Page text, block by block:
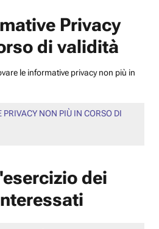
Privacy
di validità
le informative privacy non più in
NON PIÙ IN CORSO DI
dei